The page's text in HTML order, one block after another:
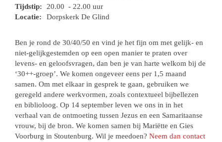
Tijdstip:
20.00 - 22.00 uur
Locatie:
Dorpskerk De Glind
Ben je rond de 30/40/50 en vind je het fijn om met gelijk- en
niet-gelijkgestemden op een open manier te praten over
levens- en geloofsvragen, dan ben je van harte welkom bij de
‘30++-groep’. We komen ongeveer eens per 1,5 maand
samen. Om met elkaar in gesprek te gaan, gebruiken we
geregeld andere werkvormen, zoals contextueel bijbellezen
en biblioloog. Op 14 september leven we ons in in het
verhaal van de ontmoeting tussen Jezus en een Samaritaanse
vrouw, bij de bron. We komen samen bij Mariëtte en Gies
Voorburg in Stoutenburg. Wil je meedoen? Neem dan contact